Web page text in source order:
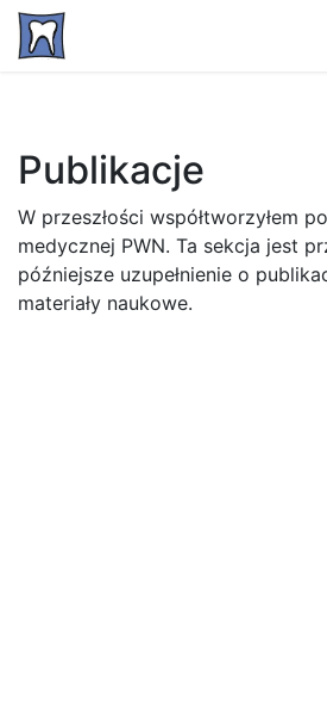
Publikacje
W przeszłości współtworzyłem
medycznej PWN. Ta sekcja jest
późniejsze uzupełnienie o
materiały naukowe.